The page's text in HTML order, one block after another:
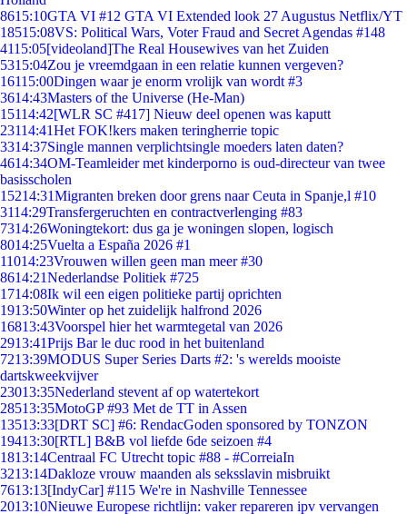
8615:10GTA VI #12 GTA VI Extended look 27 Augustus Netflix/YT
18515:08VS: Political Wars, Voter Fraud and Secret Agendas #148
4115:05[videoland]The Real Housewives van het Zuiden
5315:04Zou je vreemdgaan in een relatie kunnen vergeven?
16115:00Dingen waar je enorm vrolijk van wordt #3
3614:43Masters of the Universe (He-Man)
15114:42[WLR SC #417] Nieuw deel openen was kaputt
23114:41Het FOK!kers maken teringherrie topic
3314:37Single mannen verplichtsingle moeders laten daten?
4614:34OM-Teamleider met kinderporno is oud-directeur van twee
basisscholen
15214:31Migranten breken door grens naar Ceuta in Spanje,l #10
3114:29Transfergeruchten en contractverlenging #83
7314:26Woningtekort: dus ga je woningen slopen, logisch
8014:25Vuelta a España 2026 #1
11014:23Vrouwen willen geen man meer #30
8614:21Nederlandse Politiek #725
1714:08Ik wil een eigen politieke partij oprichten
1913:50Winter op het zuidelijk halfrond 2026
16813:43Voorspel hier het warmtegetal van 2026
2913:41Prijs Bar le duc rood in het buitenland
7213:39MODUS Super Series Darts #2: 's werelds mooiste
dartskweekvijver
23013:35Nederland stevent af op watertekort
28513:35MotoGP #93 Met de TT in Assen
13513:33[DRT SC] #6: RendacGoden sponsored by TONZON
19413:30[RTL] B&B vol liefde 6de seizoen #4
1813:14Centraal FC Utrecht topic #88 - #CorreiaIn
3213:14Dakloze vrouw maanden als seksslavin misbruikt
7613:13[IndyCar] #115 We're in Nashville Tennessee
2013:10Nieuwe Europese richtlijn: vaker repareren ipv vervangen